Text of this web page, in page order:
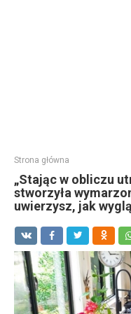
Strona główna
„Stając w obliczu
stworzyła
uwierzysz, jak